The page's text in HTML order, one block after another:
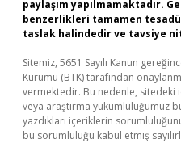
paylaşım yapılmamaktadır.
benzerlikleri tamamen
taslak halindedir ve tavsiye
Sitemiz, 5651 Sayılı Kanun
Kurumu (BTK) tarafından
vermektedir. Bu nedenle,
veya araştırma yükümlülüğümüz
yazdıkları içeriklerin
bu sorumluluğu kabul etmiş